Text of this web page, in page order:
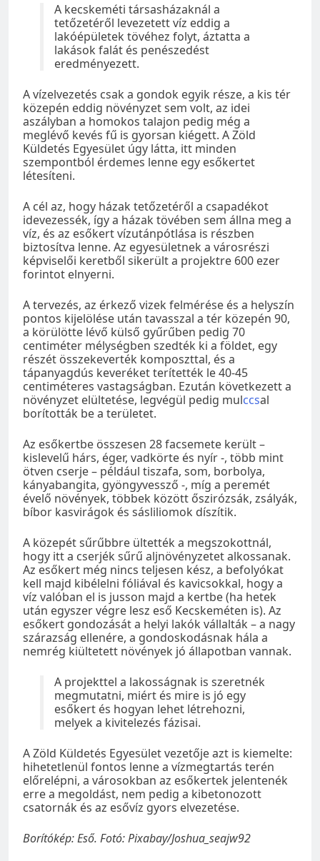
A kecskeméti társasházaknál a
tetőzetéről levezetett víz eddig a
lakóépületek tövéhez folyt, áztatta a
lakások falát és penészedést
eredményezett.
A vízelvezetés csak a gondok egyik része, a kis tér
közepén eddig növényzet sem volt, az idei
aszályban a homokos talajon pedig még a
meglévő kevés fű is gyorsan kiégett. A Zöld
Küldetés Egyesület úgy látta, itt minden
szempontból érdemes lenne egy esőkertet
létesíteni.
A cél az, hogy házak tetőzetéről a csapadékot
idevezessék, így a házak tövében sem állna meg a
víz, és az esőkert vízutánpótlása is részben
biztosítva lenne. Az egyesületnek a városrészi
képviselői keretből sikerült a projektre 600 ezer
forintot elnyerni.
A tervezés, az érkező vizek felmérése és a helyszín
pontos kijelölése után tavasszal a tér közepén 90,
a körülötte lévő külső gyűrűben pedig 70
centiméter mélységben szedték ki a földet, egy
részét összekeverték komposzttal, és a
tápanyagdús keveréket terítették le 40-45
centiméteres vastagságban. Ezután következett a
növényzet elültetése, legvégül pedig mulccsal
borították be a területet.
Az esőkertbe összesen 28 facsemete került –
kislevelű hárs, éger, vadkörte és nyír -, több mint
ötven cserje – például tiszafa, som, borbolya,
kányabangita, gyöngyvessző -, míg a peremét
évelő növények, többek között őszirózsák, zsályák,
bíbor kasvirágok és sásliliomok díszítik.
A közepét sűrűbbre ültették a megszokottnál,
hogy itt a cserjék sűrű aljnövényzetet alkossanak.
Az esőkert még nincs teljesen kész, a befolyókat
kell majd kibélelni fóliával és kavicsokkal, hogy a
víz valóban el is jusson majd a kertbe (ha hetek
után egyszer végre lesz eső Kecskeméten is). Az
esőkert gondozását a helyi lakók vállalták – a nagy
szárazság ellenére, a gondoskodásnak hála a
nemrég kiültetett növények jó állapotban vannak.
A projekttel a lakosságnak is szeretnék
megmutatni, miért és mire is jó egy
esőkert és hogyan lehet létrehozni,
melyek a kivitelezés fázisai.
A Zöld Küldetés Egyesület vezetője azt is kiemelte:
hihetetlenül fontos lenne a vízmegtartás terén
előrelépni, a városokban az esőkertek jelentenék
erre a megoldást, nem pedig a kibetonozott
csatornák és az esővíz gyors elvezetése.
Borítókép: Eső. Fotó: Pixabay/Joshua_seajw92